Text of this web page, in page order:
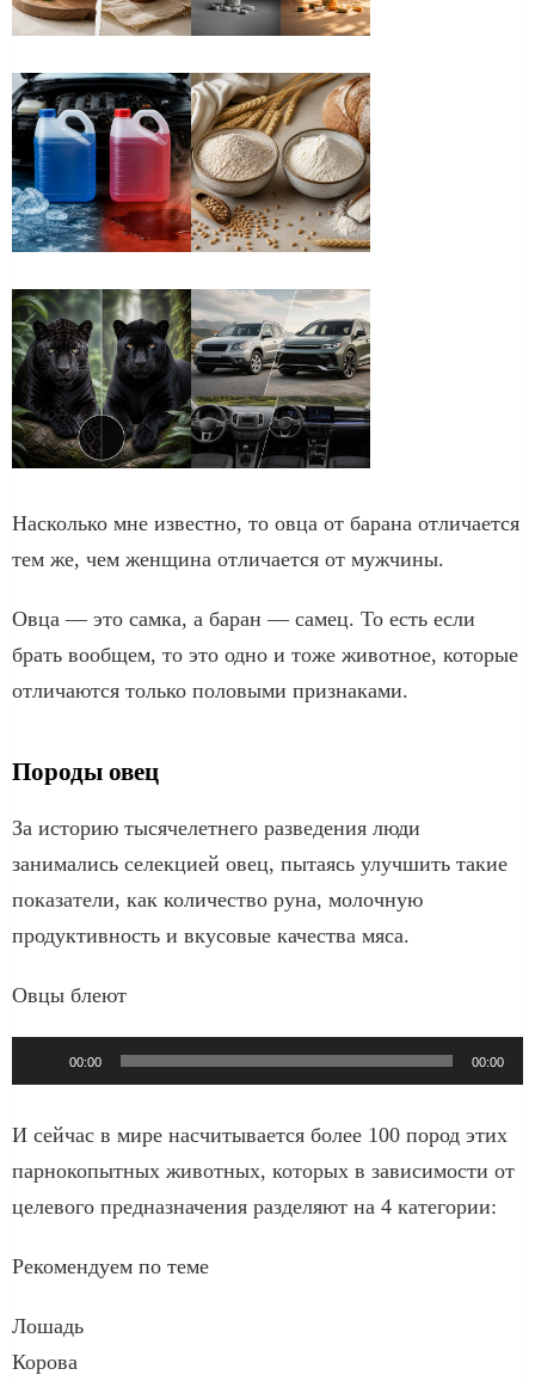
Насколько мне известно, то овца от барана отличается
тем же, чем женщина отличается от мужчины.
Овца — это самка, а баран — самец. То есть если
брать вообщем, то это одно и тоже животное, которые
отличаются только половыми признаками.
Породы овец
За историю тысячелетнего разведения люди
занимались селекцией овец, пытаясь улучшить такие
показатели, как количество руна, молочную
продуктивность и вкусовые качества мяса.
Овцы блеют
у
д
л
е
р
00:00 00:00
И сейчас в мире насчитывается более 100 пород этих
парнокопытных животных, которых в зависимости от
целевого предназначения разделяют на 4 категории:
Рекомендуем по теме
Лошадь
Корова